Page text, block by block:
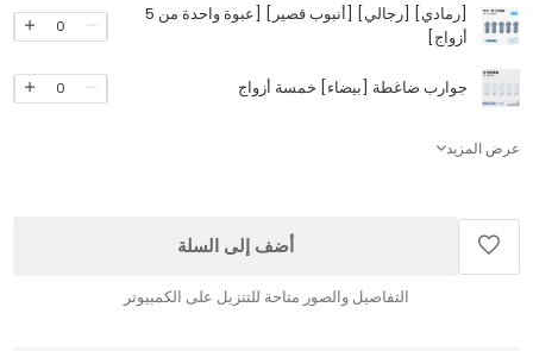
[رمادي] [رجالي] [أنبوب قصير] [عبوة واحدة من 5
أزواج]
0
جوارب ضاغطة [بيضاء] خمسة أزواج 0
عرض المزيد
أضف إلى السلة
التفاصيل والصور متاحة للتنزيل على الكمبيوتر